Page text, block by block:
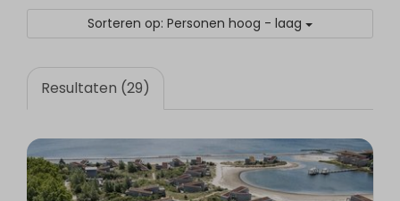
Sorteren op: Personen hoog - laag
Resultaten (29)